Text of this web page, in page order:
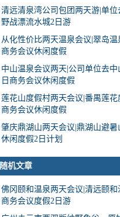
清远清泉湾公司包团两天游|单
野战漂流水城2日游
从化性价比两天温泉会议|翠岛温
商务会议休闲度假
中山温泉会议两天|公司单位去中
日商务会议休闲度假
莲花山度假村两天会议|番禺莲花
商务会议休闲度假
肇庆鼎湖山两天会议|鼎湖山避暑
休闲度假2日计划
随机文章
佛冈颐和温泉两天会议|清远颐
商务会议度假2日游